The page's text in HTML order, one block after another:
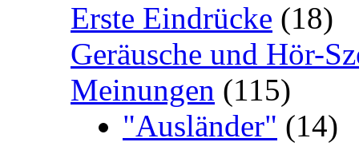
Erste Eindrücke (18)
Geräusche und Hör-
Meinungen (115)
"Ausländer" (14)